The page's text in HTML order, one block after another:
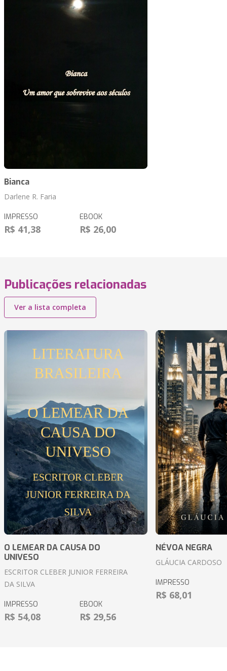
Bianca
Darlene R. Faria
IMPRESSO
R$ 41,38
EBOOK
R$ 26,00
Publicações relacionadas
Ver a lista completa
O LEMEAR DA CAUSA DO
UNIVESO
ESCRITOR CLEBER JUNIOR FERREIRA
DA SILVA
IMPRESSO
R$ 54,08
EBOOK
R$ 29,56
NÉVOA NEGRA
GLÁUCIA CARDOSO
IMPRESSO
R$ 68,01